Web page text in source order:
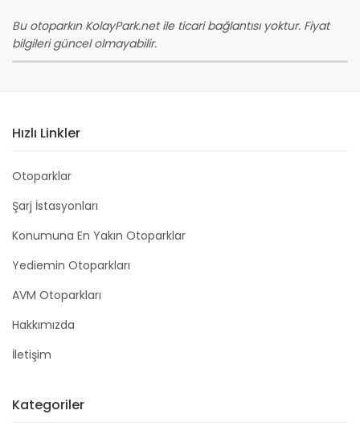
Bu otoparkın KolayPark.net ile ticari bağlantısı yoktur. Fiyat
bilgileri güncel olmayabilir.
Hızlı Linkler
Otoparklar
Şarj İstasyonları
Konumuna En Yakın Otoparklar
Yediemin Otoparkları
AVM Otoparkları
Hakkımızda
İletişim
Kategoriler